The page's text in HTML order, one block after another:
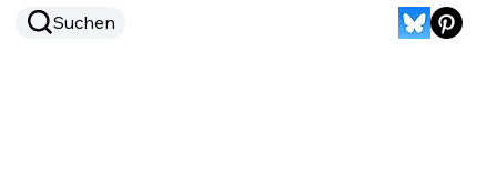
Suchen